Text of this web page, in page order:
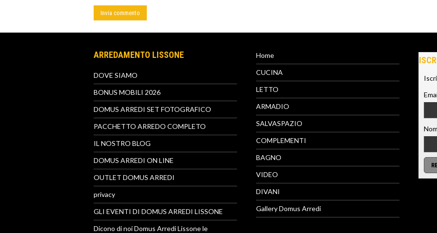
ARREDAMENTO LISSONE
DOVE SIAMO
BONUS MOBILI 2026
DOMUS ARREDI SET FOTOGRAFICO
PACCHETTO ARREDO COMPLETO
IL NOSTRO BLOG
DOMUS ARREDI ON LINE
OUTLET DOMUS ARREDI
privacy
GLI EVENTI DI DOMUS ARREDI LISSONE
Dicono di noi Domus Arredi Lissone le
Home
CUCINA
LETTO
ARMADIO
SALVASPAZIO
COMPLEMENTI
BAGNO
VIDEO
DIVANI
Gallery Domus Arredi